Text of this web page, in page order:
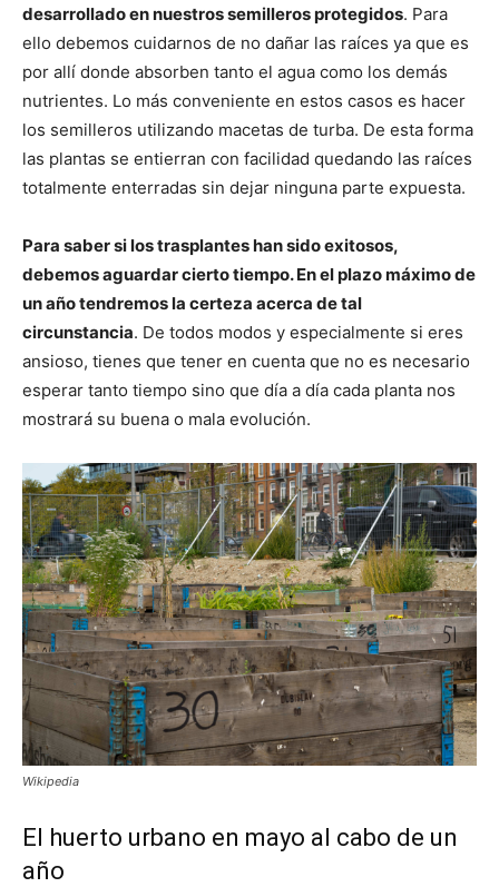
desarrollado en nuestros semilleros protegidos. Para
ello debemos cuidarnos de no dañar las raíces ya que es
por allí donde absorben tanto el agua como los demás
nutrientes. Lo más conveniente en estos casos es hacer
los semilleros utilizando macetas de turba. De esta forma
las plantas se entierran con facilidad quedando las raíces
totalmente enterradas sin dejar ninguna parte expuesta.
Para saber si los trasplantes han sido exitosos,
debemos aguardar cierto tiempo. En el plazo máximo de
un año tendremos la certeza acerca de tal
circunstancia. De todos modos y especialmente si eres
ansioso, tienes que tener en cuenta que no es necesario
esperar tanto tiempo sino que día a día cada planta nos
mostrará su buena o mala evolución.
Wikipedia
El huerto urbano en mayo al cabo de un
año